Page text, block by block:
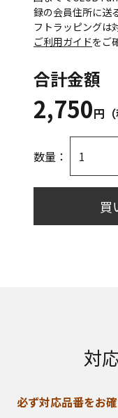
録の会員住所に送
フトラッピングは
ご利用ガイドをご
合計金額
2,750円（
数量：
買
対
必ず対応品番をお